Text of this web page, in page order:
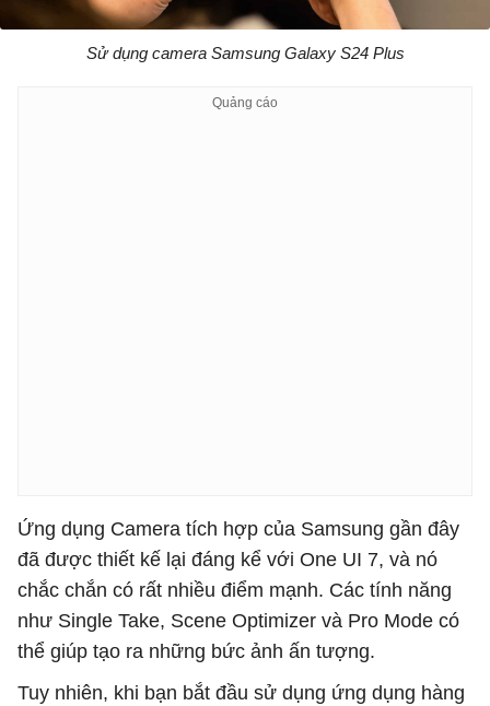
Sử dụng camera Samsung Galaxy S24 Plus
Ứng dụng Camera tích hợp của Samsung gần đây
đã được thiết kế lại đáng kể với One UI 7, và nó
chắc chắn có rất nhiều điểm mạnh. Các tính năng
như Single Take, Scene Optimizer và Pro Mode có
thể giúp tạo ra những bức ảnh ấn tượng.
Tuy nhiên, khi bạn bắt đầu sử dụng ứng dụng hàng